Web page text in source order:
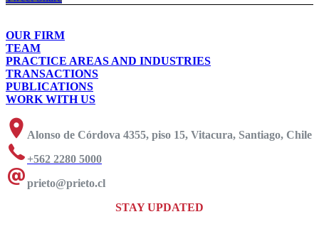
OUR FIRM
TEAM
PRACTICE AREAS AND INDUSTRIES
TRANSACTIONS
PUBLICATIONS
WORK WITH US
Alonso de Córdova 4355, piso 15, Vitacura, Santiago, Chile
+562 2280 5000
prieto@prieto.cl
STAY UPDATED